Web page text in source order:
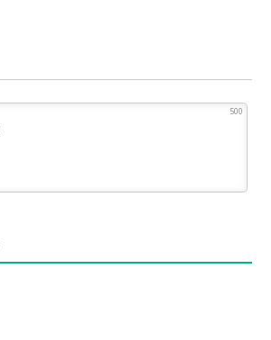
500